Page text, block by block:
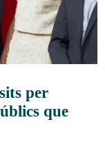
per
que